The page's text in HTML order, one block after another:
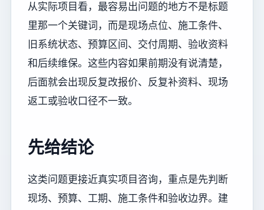
从实际项目看，最容易出问题的地方不是标题
里那一个关键词，而是现场点位、施工条件、
旧系统状态、预算区间、交付周期、验收资料
和后续维保。这些内容如果前期没有说清楚，
后面就会出现反复改报价、反复补资料、现场
返工或验收口径不一致。
先给结论
这类问题更接近真实项目咨询，重点是先判断
现场、预算、工期、施工条件和验收边界。建